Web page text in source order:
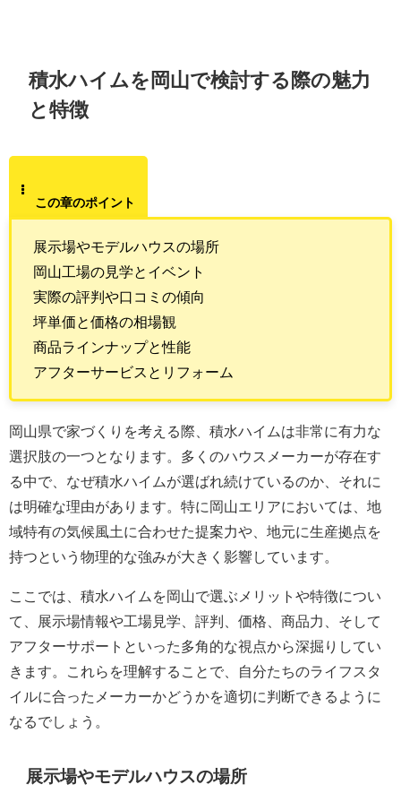
積水ハイムを岡山で検討する際の魅力
と特徴
この章のポイント
展示場やモデルハウスの場所
岡山工場の見学とイベント
実際の評判や口コミの傾向
坪単価と価格の相場観
商品ラインナップと性能
アフターサービスとリフォーム
岡山県で家づくりを考える際、積水ハイムは非常に有力な
選択肢の一つとなります。多くのハウスメーカーが存在す
る中で、なぜ積水ハイムが選ばれ続けているのか、それに
は明確な理由があります。特に岡山エリアにおいては、地
域特有の気候風土に合わせた提案力や、地元に生産拠点を
持つという物理的な強みが大きく影響しています。
ここでは、積水ハイムを岡山で選ぶメリットや特徴につい
て、展示場情報や工場見学、評判、価格、商品力、そして
アフターサポートといった多角的な視点から深掘りしてい
きます。これらを理解することで、自分たちのライフスタ
イルに合ったメーカーかどうかを適切に判断できるように
なるでしょう。
展示場やモデルハウスの場所